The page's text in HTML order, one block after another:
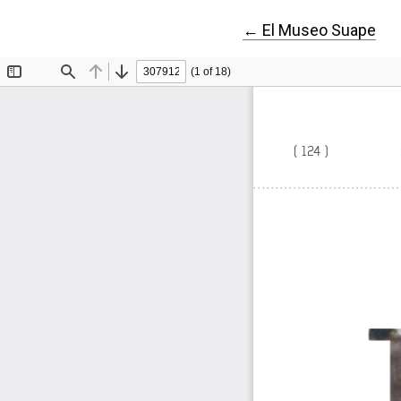
← Volver a los
El Museo Suape